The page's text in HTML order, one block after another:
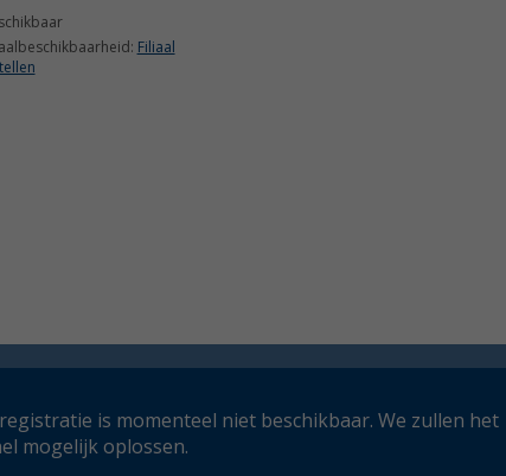
Filiaal
is momenteel niet beschikbaar. We zullen het
mogelijk oplossen.